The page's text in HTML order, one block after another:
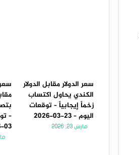
سعر الدولار مقابل الدولار
الكندي يحاول اكتساب
زخماً إيجابياً – توقعات
اليوم – 23-03-2026
مارس 23, 2026
03-2026